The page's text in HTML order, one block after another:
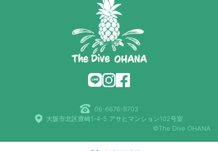
06-6676-8703
大阪市北区豊崎1-4-5 アサヒマンション102号室
©The Dive OHANA